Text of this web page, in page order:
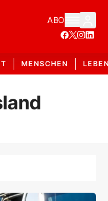
ABO
MENSCHEN